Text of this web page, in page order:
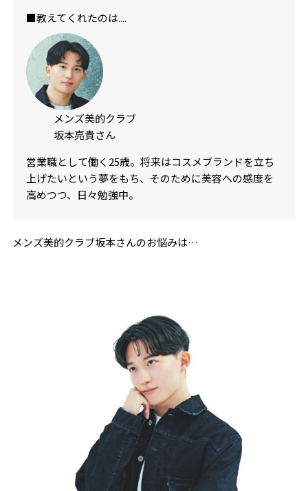
■教えてくれたのは....
メンズ美的クラブ
坂本亮貴さん
営業職として働く25歳。将来はコスメブランドを立ち
上げたいという夢をもち、そのために美容への感度を
高めつつ、日々勉強中。
メンズ美的クラブ坂本さんのお悩みは…